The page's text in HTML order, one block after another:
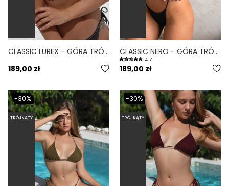
CLASSIC LUREX - GÓRA TRÓJKĄTNA OD BIKINI WIĄZANA BŁYSZCZĄCA
189,00 zł
CLASSIC NERO - GÓRA TRÓJKĄTNA OD BIKINI WIĄZANA CZARNY
4.7
189,00 zł
TRÓJKĄTY
-30%
TRÓJKĄTY
-30%